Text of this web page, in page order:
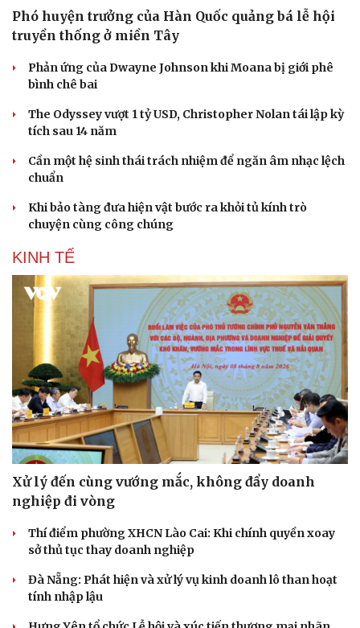
Sức khỏe
Dinh dưỡng - món ngon
Đời sống
Phó huyện trưởng của Hàn Quốc quảng bá lễ hội
truyền thống ở miền Tây
Phản ứng của Dwayne Johnson khi Moana bị giới phê
bình chê bai
The Odyssey vượt 1 tỷ USD, Christopher Nolan tái lập kỳ
tích sau 14 năm
Cần một hệ sinh thái trách nhiệm để ngăn âm nhạc lệch
chuẩn
Khi bảo tàng đưa hiện vật bước ra khỏi tủ kính trò
chuyện cùng công chúng
KINH TẾ
Xử lý đến cùng vướng mắc, không đẩy doanh
nghiệp đi vòng
Thí điểm phường XHCN Lào Cai: Khi chính quyền xoay
sở thủ tục thay doanh nghiệp
Đà Nẵng: Phát hiện và xử lý vụ kinh doanh lô than hoạt
tính nhập lậu